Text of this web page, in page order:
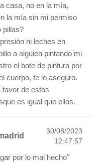
casa, no en la mía,
la mía sin mi permiso
pillas?
ni leches en
a alguien pintando mi
el bote de pintura por
cuerpo, te lo aseguro.
favor de estos
es igual que ellos.
30/08/2023
12:47:57
por lo mal hecho"